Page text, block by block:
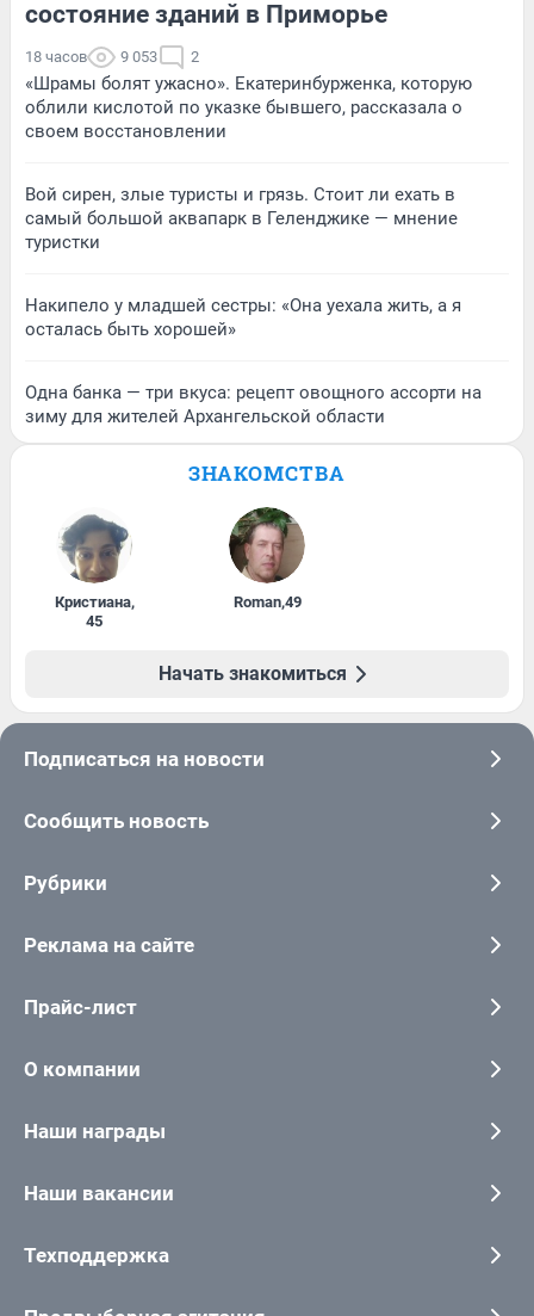
состояние зданий в Приморье
18 часов 9 053 2
«Шрамы болят ужасно». Екатеринбурженка, которую
облили кислотой по указке бывшего, рассказала о
своем восстановлении
Вой сирен, злые туристы и грязь. Стоит ли ехать в
самый большой аквапарк в Геленджике — мнение
туристки
Накипело у младшей сестры: «Она уехала жить, а я
осталась быть хорошей»
Одна банка — три вкуса: рецепт овощного ассорти на
зиму для жителей Архангельской области
ЗНАКОМСТВА
Кристиана,
45
Roman,49
Начать знакомиться
Подписаться на новости
Сообщить новость
Рубрики
Реклама на сайте
Прайс-лист
О компании
Наши награды
Наши вакансии
Техподдержка